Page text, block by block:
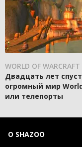
WORLD OF WARCRAFT
Двадцать лет
огромный мир
или телепорты
О SHAZOO